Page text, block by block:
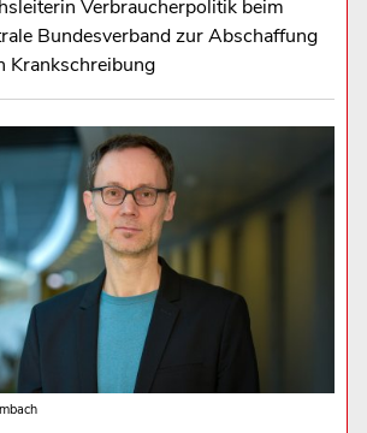
Verbraucherpolitik beim
Bundesverband zur Abschaffung
Krankschreibung